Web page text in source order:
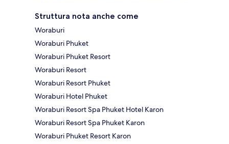
Struttura nota anche come
Woraburi
Woraburi Phuket
Woraburi Phuket Resort
Woraburi Resort
Woraburi Resort Phuket
Woraburi Hotel Phuket
Woraburi Resort Spa Phuket Hotel Karon
Woraburi Resort Spa Phuket Karon
Woraburi Phuket Resort Karon